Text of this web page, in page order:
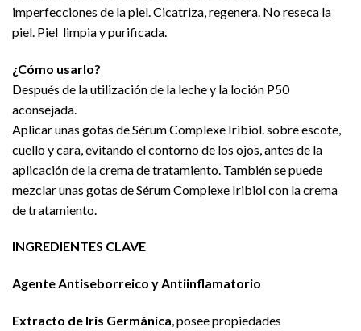
imperfecciones de la piel. Cicatriza, regenera. No reseca la
piel. Piel limpia y purificada.
¿Cómo usarlo?
Después de la utilización de la leche y la loción P50
aconsejada.
Aplicar unas gotas de Sérum Complexe Iribiol. sobre escote,
cuello y cara, evitando el contorno de los ojos, antes de la
aplicación de la crema de tratamiento. También se puede
mezclar unas gotas de Sérum Complexe Iribiol con la crema
de tratamiento.
INGREDIENTES CLAVE
Agente Antiseborreico y Antiinflamatorio
Extracto de Iris Germánica, posee propiedades